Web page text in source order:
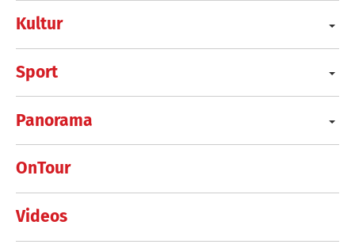
Kultur
Sport
Panorama
OnTour
Videos